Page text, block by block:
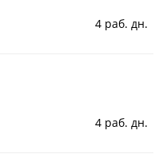
4 раб. дн.
4 раб. дн.